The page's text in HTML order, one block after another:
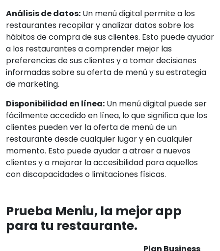
Análisis de datos: Un menú digital permite a los
restaurantes recopilar y analizar datos sobre los
hábitos de compra de sus clientes. Esto puede ayudar
a los restaurantes a comprender mejor las
preferencias de sus clientes y a tomar decisiones
informadas sobre su oferta de menú y su estrategia
de marketing.
Disponibilidad en línea: Un menú digital puede ser
fácilmente accedido en línea, lo que significa que los
clientes pueden ver la oferta de menú de un
restaurante desde cualquier lugar y en cualquier
momento. Esto puede ayudar a atraer a nuevos
clientes y a mejorar la accesibilidad para aquellos
con discapacidades o limitaciones físicas.
Prueba Meniu, la mejor app
para tu restaurante.